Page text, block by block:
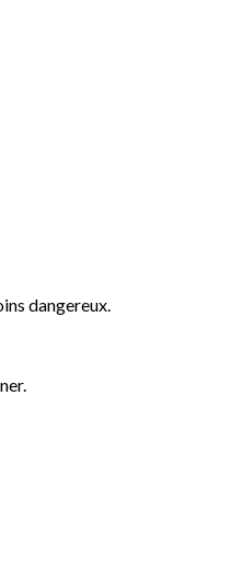
dangereux.